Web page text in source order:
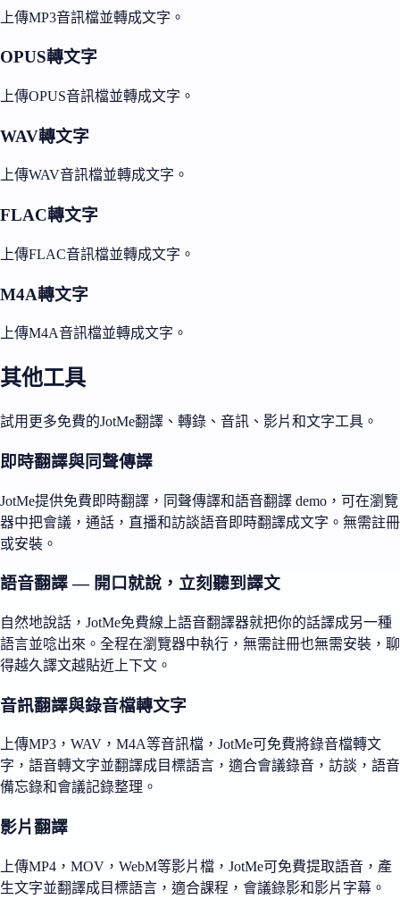
上傳MP3音訊檔並轉成文字。
OPUS轉文字
上傳OPUS音訊檔並轉成文字。
WAV轉文字
上傳WAV音訊檔並轉成文字。
FLAC轉文字
上傳FLAC音訊檔並轉成文字。
M4A轉文字
上傳M4A音訊檔並轉成文字。
其他工具
試用更多免費的JotMe翻譯、轉錄、音訊、影片和文字工具。
即時翻譯與同聲傳譯
JotMe提供免費即時翻譯，同聲傳譯和語音翻譯 demo，可在瀏覽
器中把會議，通話，直播和訪談語音即時翻譯成文字。無需註冊
或安裝。
語音翻譯 — 開口就說，立刻聽到譯文
自然地說話，JotMe免費線上語音翻譯器就把你的話譯成另一種
語言並唸出來。全程在瀏覽器中執行，無需註冊也無需安裝，聊
得越久譯文越貼近上下文。
音訊翻譯與錄音檔轉文字
上傳MP3，WAV，M4A等音訊檔，JotMe可免費將錄音檔轉文
字，語音轉文字並翻譯成目標語言，適合會議錄音，訪談，語音
備忘錄和會議記錄整理。
影片翻譯
上傳MP4，MOV，WebM等影片檔，JotMe可免費提取語音，產
生文字並翻譯成目標語言，適合課程，會議錄影和影片字幕。